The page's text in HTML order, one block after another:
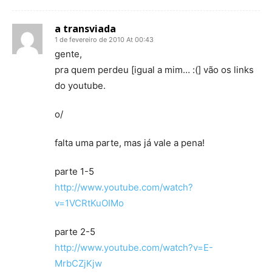
a transviada
1 de fevereiro de 2010 At 00:43
gente,
pra quem perdeu [igual a mim… :(] vão os links
do youtube.
o/
falta uma parte, mas já vale a pena!
parte 1-5
http://www.youtube.com/watch?
v=1VCRtKuOIMo
parte 2-5
http://www.youtube.com/watch?v=E-
MrbCZjKjw